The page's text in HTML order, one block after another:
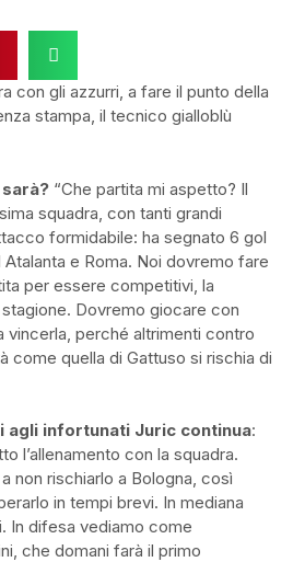
con gli azzurri, a fare il punto della
stampa, il tecnico gialloblù
“Che partita mi aspetto? Il
squadra, con tanti grandi
formidabile: ha segnato 6 gol
Atalanta e Roma. Noi dovremo fare
per essere competitivi, la
Dovremo giocare con
vincerla, perché altrimenti contro
come quella di Gattuso si rischia di
agli infortunati Juric continua:
l’allenamento con la squadra.
non rischiarlo a Bologna, così
in tempi brevi. In mediana
In difesa vediamo come
che domani farà il primo